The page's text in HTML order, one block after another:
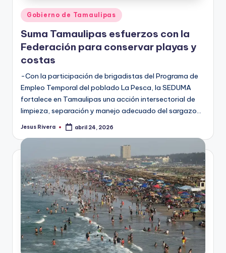
Publicado
en
Gobierno de Tamaulipas
Suma Tamaulipas esfuerzos con la
Federación para conservar playas y
costas
-Con la participación de brigadistas del Programa de
Empleo Temporal del poblado La Pesca, la SEDUMA
fortalece en Tamaulipas una acción intersectorial de
limpieza, separación y manejo adecuado del sargazo…
Publicado
Jesus Rivera abril 24, 2026